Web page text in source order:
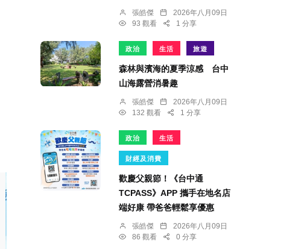
張皓傑
2026年八月09日
93 觀看
1 分享
政治 生活 旅遊
森林與濱海的夏季涼感 台中
山海露營消暑趣
張皓傑
2026年八月09日
132 觀看
1 分享
政治 生活
財經及消費
歡慶父親節！《台中通
TCPASS》APP 攜手在地名店
端好康 帶爸爸輕鬆享優惠
張皓傑
2026年八月09日
86 觀看
0 分享